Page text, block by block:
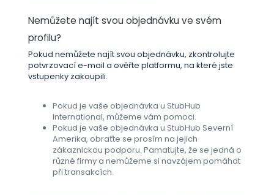
Nemůžete najít svou objednávku ve svém
profilu?
Pokud nemůžete najít svou objednávku, zkontrolujte
potvrzovací e-mail a ověřte platformu, na které jste
vstupenky zakoupili.
Pokud je vaše objednávka u StubHub
International, můžeme vám pomoci.
Pokud je vaše objednávka u StubHub Severní
Amerika, obraťte se prosím na jejich
zákaznickou podporu. Pamatujte, že se jedná o
různé firmy a nemůžeme si navzájem pomáhat
při transakcích.